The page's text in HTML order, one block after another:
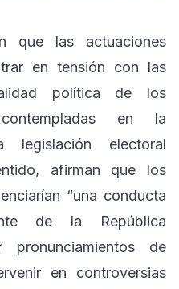
que las actuaciones
en tensión con las
política de los
en la
electoral
afirman que los
“una conducta
de la República
pronunciamientos de
en controversias